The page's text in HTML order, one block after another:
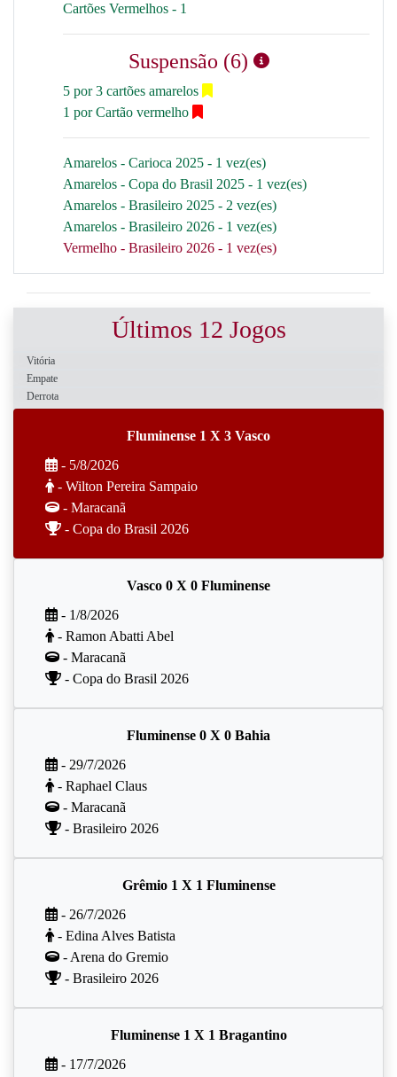
Cartões Vermelhos - 1
Suspensão (6)
5 por 3 cartões amarelos
1 por Cartão vermelho
Amarelos - Carioca 2025 - 1 vez(es)
Amarelos - Copa do Brasil 2025 - 1 vez(es)
Amarelos - Brasileiro 2025 - 2 vez(es)
Amarelos - Brasileiro 2026 - 1 vez(es)
Vermelho - Brasileiro 2026 - 1 vez(es)
Últimos 12 Jogos
Vitória
Empate
Derrota
Fluminense 1 X 3 Vasco
- 5/8/2026
- Wilton Pereira Sampaio
- Maracanã
- Copa do Brasil 2026
Vasco 0 X 0 Fluminense
- 1/8/2026
- Ramon Abatti Abel
- Maracanã
- Copa do Brasil 2026
Fluminense 0 X 0 Bahia
- 29/7/2026
- Raphael Claus
- Maracanã
- Brasileiro 2026
Grêmio 1 X 1 Fluminense
- 26/7/2026
- Edina Alves Batista
- Arena do Gremio
- Brasileiro 2026
Fluminense 1 X 1 Bragantino
- 17/7/2026